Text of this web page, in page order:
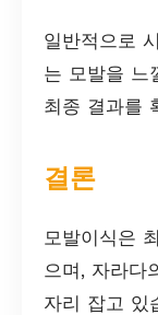
일반적으로
는 모발을 느
최종 결과를
결론
모발이식은
으며, 자라다
자리 잡고 있